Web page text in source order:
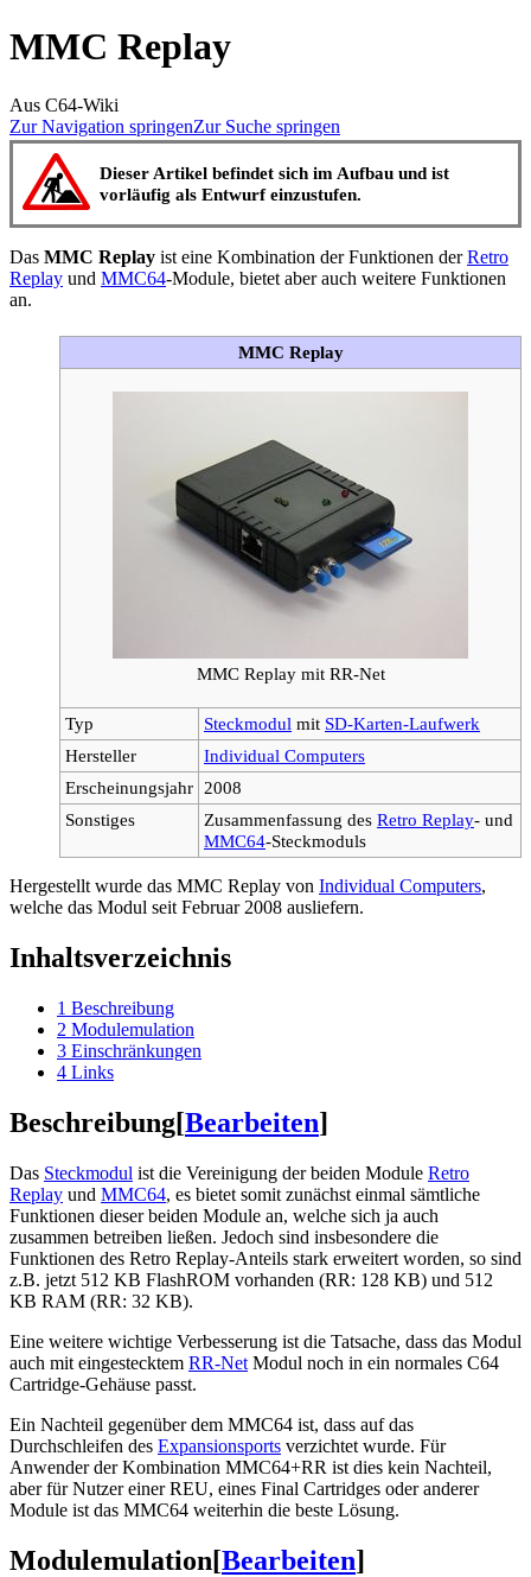
MMC Replay
Aus C64-Wiki
Zur Navigation springenZur Suche springen
Dieser Artikel befindet sich im Aufbau und ist
vorläufig als Entwurf einzustufen.
Das MMC Replay ist eine Kombination der Funktionen derRetro
Replay und MMC64-Module, bietet aber auch weitere Funktionen
an.
MMC Replay
MMC Replay mit RR-Net
Typ Steckmodul mit SD-Karten-Laufwerk
Hersteller
Individual Computers
Erscheinungsjahr 2008
Sonstiges
Zusammenfassung des Retro Replay- und
MMC64-Steckmoduls
Hergestellt wurde das MMC Replay von Individual Computers,
welche das Modul seit Februar 2008 ausliefern.
Inhaltsverzeichnis
1 Beschreibung
2 Modulemulation
3 Einschränkungen
4 Links
Beschreibung[Bearbeiten]
Das Steckmodul ist die Vereinigung der beiden Module Retro
Replay und MMC64, es bietet somit zunächst einmal sämtliche
Funktionen dieser beiden Module an, welche sich ja auch
zusammen betreiben ließen. Jedoch sind insbesondere die
Funktionen des Retro Replay-Anteils stark erweitert worden, so sind
z.B. jetzt 512 KB FlashROM vorhanden (RR: 128 KB) und 512
KB RAM (RR: 32 KB).
Eine weitere wichtige Verbesserung ist die Tatsache, dass das Modul
auch mit eingestecktem RR-Net Modul noch in ein normales C64
Cartridge-Gehäuse passt.
Ein Nachteil gegenüber dem MMC64 ist, dass auf das
Durchschleifen des Expansionsports verzichtet wurde. Für
Anwender der Kombination MMC64+RR ist dies kein Nachteil,
aber für Nutzer einer REU, eines Final Cartridges oder anderer
Module ist das MMC64 weiterhin die beste Lösung.
Modulemulation[Bearbeiten]